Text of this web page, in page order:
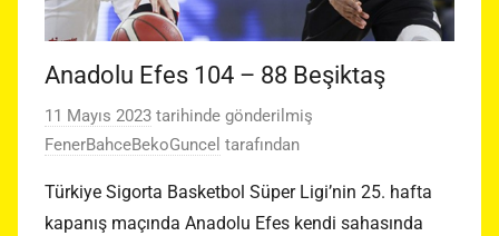
Anadolu Efes 104 – 88 Beşiktaş
11 Mayıs 2023 tarihinde gönderilmiş
FenerBahceBekoGuncel tarafından
Türkiye Sigorta Basketbol Süper Ligi’nin 25. hafta
kapanış maçında Anadolu Efes kendi sahasında